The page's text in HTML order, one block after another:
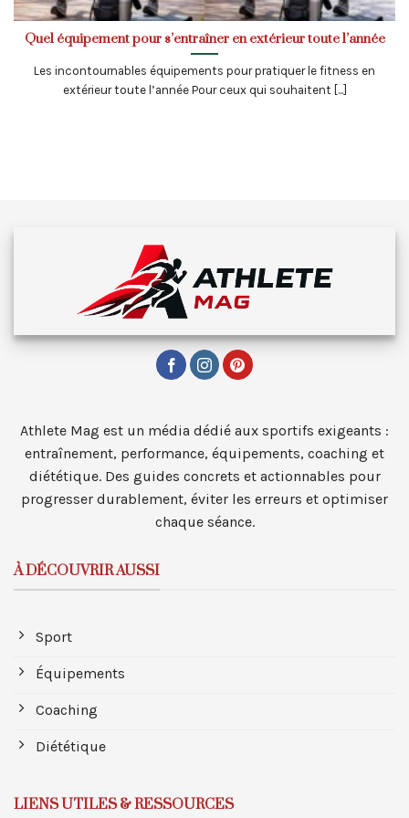
Quel équipement pour s’entraîner en extérieur toute l’année
Les incontournables équipements pour pratiquer le fitness en
extérieur toute l’année Pour ceux qui souhaitent [...]
Athlete Mag est un média dédié aux sportifs exigeants :
entraînement, performance, équipements, coaching et
diététique. Des guides concrets et actionnables pour
progresser durablement, éviter les erreurs et optimiser
chaque séance.
À DÉCOUVRIR AUSSI
Sport
Équipements
Coaching
Diététique
LIENS UTILES & RESSOURCES